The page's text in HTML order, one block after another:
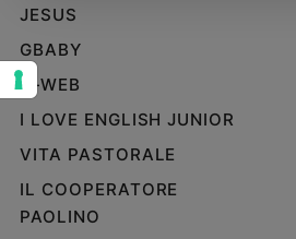
settimana
Migranti
Diversità
e
inclusione
Costume
Cultura
e
JESUS
GBABY
G-WEB
I LOVE ENGLISH JUNIOR
VITA PASTORALE
IL COOPERATORE
PAOLINO